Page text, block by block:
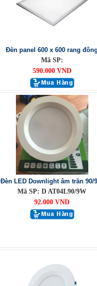
Đèn panel 600 x 600 rang
Mã SP:
590.000 VND
Đèn LED Downlight âm trần 90/
Mã SP: D AT04L90/9W
92.000 VND